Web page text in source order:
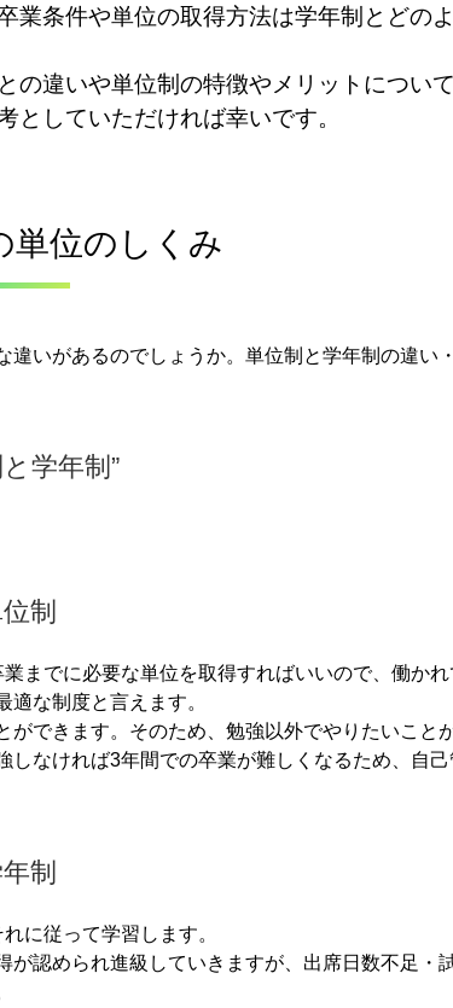
業条件や単位の取得方法は学年制とどの
の違いや単位制の特徴やメリットについ
としていただければ幸いです。
単位のしくみ
いがあるのでしょうか。 単位制と学年制の違い
学年制”
制
業までに必要な単位を取得すればいいので、働か
な制度と言えます。
できます。 そのため、勉強以外でやりたいこと
なければ3年間での卒業が難しくなるため、自己
制
に従って学習します。
認められ進級していきますが、出席日数不足・